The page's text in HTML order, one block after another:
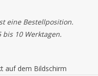
eine Bestellposition.
10 Werktagen.
auf dem Bildschirm